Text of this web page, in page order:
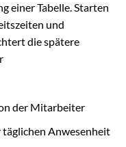
einer Tabelle. Starten
und
die spätere
der Mitarbeiter
täglichen Anwesenheit